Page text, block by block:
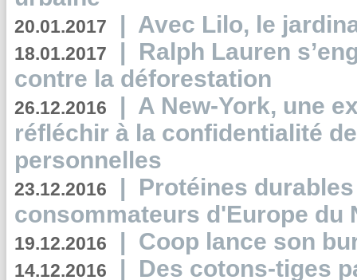
20.01.2017 | Avec Lilo, le
18.01.2017 | Ralph Lauren
contre la déforestation
26.12.2016 | A New-York, une
réfléchir à la confidentialité
personnelles
23.12.2016 | Protéines
consommateurs d'Europe du
19.12.2016 | Coop lance son
14.12.2016 | Des cotons-tiges